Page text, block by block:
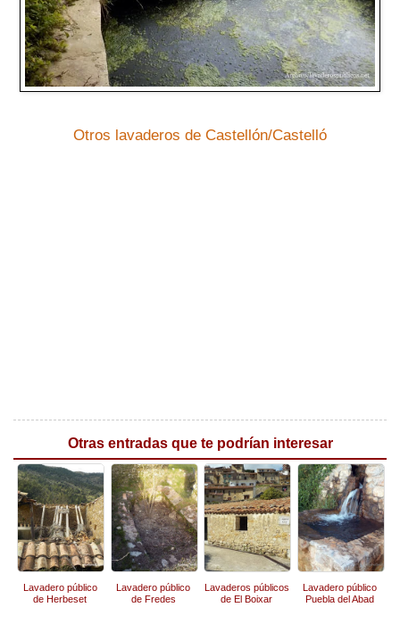
Otros lavaderos de Castellón/Castelló
Otras entradas que te podrían interesar
Lavadero público
de Herbeset
Lavadero público
de Fredes
Lavaderos públicos
de El Boixar
Lavadero público
Puebla del Abad